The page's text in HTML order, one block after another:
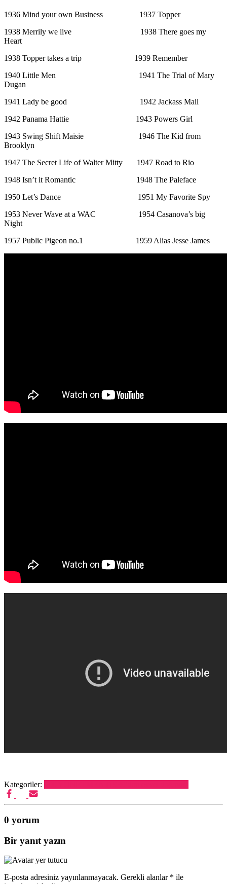
1936 Mind your own Business 1937 Topper
1938 Merrily we live 1938 There goes my
Heart
1938 Topper takes a trip 1939 Remember
1940 Little Men 1941 The Trial of Mary
Dugan
1941 Lady be good 1942 Jackass Mail
1942 Panama Hattie 1943 Powers Girl
1943 Swing Shift Maisie 1946 The Kid from
Brooklyn
1947 The Secret Life of Walter Mitty 1947 Road to Rio
1948 Isn’t it Romantic 1948 The Paleface
1950 Let’s Dance 1951 My Favorite Spy
1953 Never Wave at a WAC 1954 Casanova’s big
Night
1957 Public Pigeon no.1 1959 Alias Jesse James
Kategoriler:
0 yorum
Bir yanıt yazın
E-posta adresiniz yayınlanmayacak. Gerekli alanlar * ile